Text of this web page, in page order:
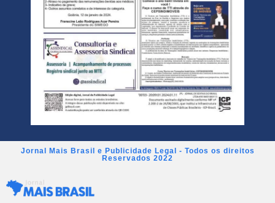
Jornal Mais Brasil e Publicidade Legal - Todos os direitos
Reservados 2022